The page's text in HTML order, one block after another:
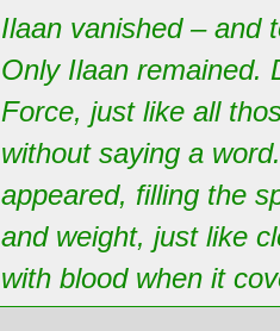
Ilaan vanished – and
Only Ilaan remained.
Force, just like all
without saying a
appeared, filling the
and weight, just like
with blood when it